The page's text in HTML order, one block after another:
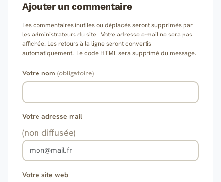
Ajouter un commentaire
Les commentaires inutiles ou déplacés seront supprimés par
les administrateurs du site. Votre adresse e-mail ne sera pas
affichée. Les retours à la ligne seront convertis
automatiquement. Le code HTML sera supprimé du message.
Votre nom (obligatoire)
Votre adresse mail
(non diffusée)
Votre site web